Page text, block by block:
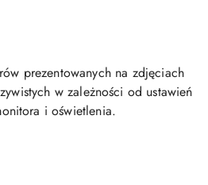
prezentowanych na zdjęciach
w zależności od ustawień
i oświetlenia.